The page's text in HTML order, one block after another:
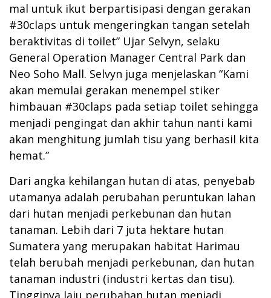
mal untuk ikut berpartisipasi dengan gerakan
#30claps untuk mengeringkan tangan setelah
beraktivitas di toilet” Ujar Selvyn, selaku
General Operation Manager Central Park dan
Neo Soho Mall. Selvyn juga menjelaskan “Kami
akan memulai gerakan menempel stiker
himbauan #30claps pada setiap toilet sehingga
menjadi pengingat dan akhir tahun nanti kami
akan menghitung jumlah tisu yang berhasil kita
hemat.”
Dari angka kehilangan hutan di atas, penyebab
utamanya adalah perubahan peruntukan lahan
dari hutan menjadi perkebunan dan hutan
tanaman. Lebih dari 7 juta hektare hutan
Sumatera yang merupakan habitat Harimau
telah berubah menjadi perkebunan, dan hutan
tanaman industri (industri kertas dan tisu).
Tingginya laju perubahan hutan menjadi